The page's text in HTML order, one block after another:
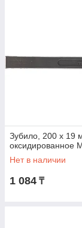
Зубило, 200 х 19
оксидированное
Нет в наличии
1 084 ₸